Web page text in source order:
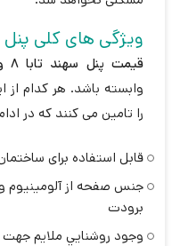
ویژگی های کلی پنل سهند
قیمت پنل سهند تابا 8 واحدی
وابسته باشد. هر کدام
را تامین می کنند که در
قابل استفاده برای ساختمان های
جنس صفحه از آلومينيوم
برودت
وجود روشنايي ملايم